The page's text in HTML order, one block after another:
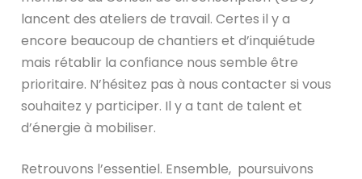
lancent des ateliers de travail. Certes il y a
encore beaucoup de chantiers et d’inquiétude
mais rétablir la confiance nous semble être
prioritaire. N’hésitez pas à nous contacter si vous
souhaitez y participer. Il y a tant de talent et
d’énergie à mobiliser.
Retrouvons l’essentiel. Ensemble, poursuivons